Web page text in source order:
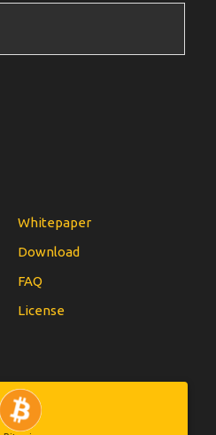
Whitepaper
Download
FAQ
License